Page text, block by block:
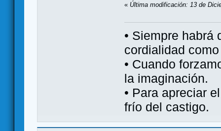
« Última modificación: 13 de
• Siempre habrá
cordialidad
• Cuando
la imaginación.
• Para apreciar
frío del castigo.